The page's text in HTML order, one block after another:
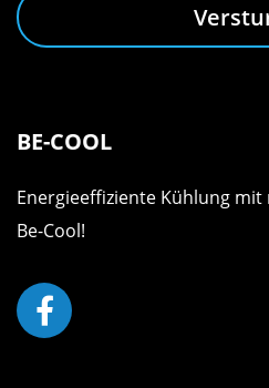
BE-COOL
Energieeffiziente Kühlung
Be-Cool!